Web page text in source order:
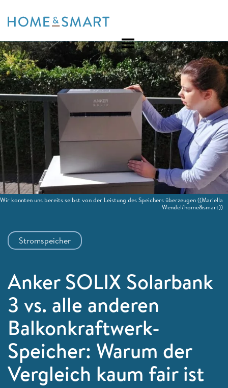
to
Stromspeicher
Anker SOLIX Solarbank
3 vs. alle anderen
Balkonkraftwerk-
Speicher: Warum der
Vergleich kaum fair ist
Wir konnten uns bereits selbst von der Leistung des Speichers überzeugen((Mariella
Wendel/home&smart))